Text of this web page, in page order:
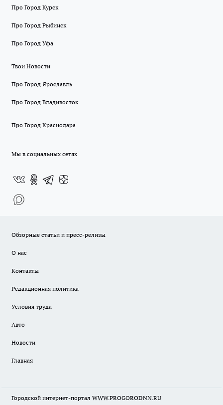
Про Город Курск
Про Город Рыбинск
Про Город Уфа
Твои Новости
Про Город Ярославль
Про Город Владивосток
Про Город Краснодара
Мы в социальных сетях
Обзорные статьи и пресс-релизы
О нас
Контакты
Редакционная политика
Условия труда
Авто
Новости
Главная
Городской интернет-портал WWW.PROGORODNN.RU